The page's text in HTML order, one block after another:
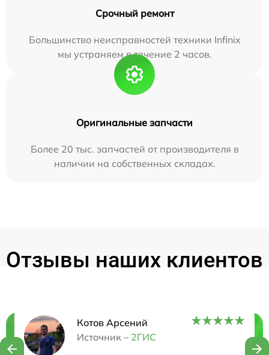
Срочный ремонт
Большинство неисправностей техники Infinix
мы устраняем в течение 2 часов.
Оригинальные запчасти
Более 20 тыс. запчастей от производителя в
наличии на собственных складах.
Отзывы наших клиентов
Котов Арсений
Источник – 2ГИС
Нужна консультация?